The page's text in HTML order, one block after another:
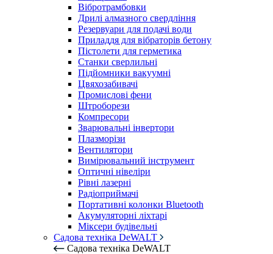
Вібротрамбовки
Дрилі алмазного свердління
Резервуари для подачі води
Приладдя для вібраторів бетону
Пістолети для герметика
Станки сверлильні
Підйомники вакуумні
Цвяхозабивачі
Промислові фени
Штроборези
Компресори
Зварювальні інвертори
Плазморізи
Вентилятори
Вимірювальний інструмент
Оптичні нівеліри
Рівні лазерні
Радіоприймачі
Портативні колонки Bluetooth
Акумуляторні ліхтарі
Міксери будівельні
Садова техніка DeWALT
Садова техніка DeWALT